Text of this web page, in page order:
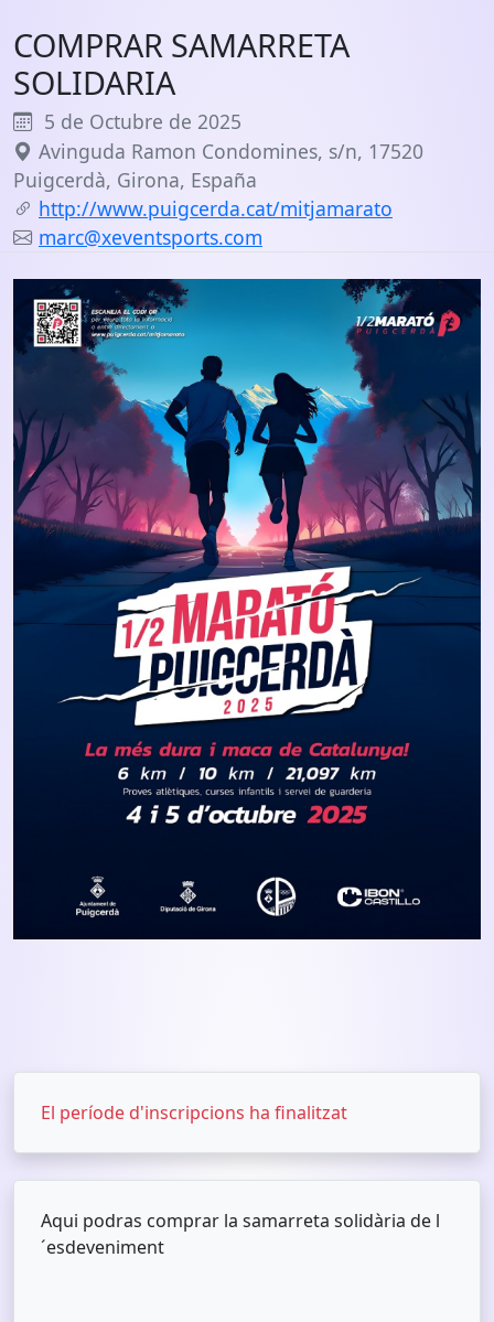
COMPRAR SAMARRETA
SOLIDARIA
5 de Octubre de 2025
Avinguda Ramon Condomines, s/n, 17520
Puigcerdà, Girona, España
http://www.puigcerda.cat/mitjamarato
marc@xeventsports.com
El període d'inscripcions ha finalitzat
Aqui podras comprar la samarreta solidària de l
´esdeveniment